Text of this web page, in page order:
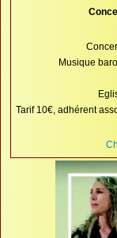
Musique
Tarif 10€, adhérent